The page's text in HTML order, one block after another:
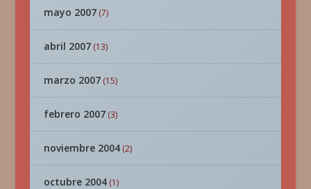
mayo 2007(7)
abril 2007(13)
marzo 2007(15)
febrero 2007(3)
noviembre 2004(2)
octubre 2004(1)